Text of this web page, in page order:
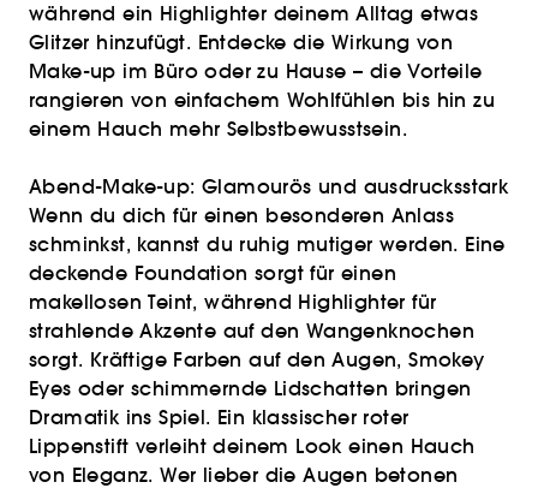
während ein Highlighter deinem Alltag etwas
Glitzer hinzufügt. Entdecke die Wirkung von
Make-up im Büro oder zu Hause – die Vorteile
rangieren von einfachem Wohlfühlen bis hin zu
einem Hauch mehr Selbstbewusstsein.
Abend-Make-up: Glamourös und ausdrucksstark
Wenn du dich für einen besonderen Anlass
schminkst, kannst du ruhig mutiger werden. Eine
deckende Foundation sorgt für einen
makellosen Teint, während Highlighter für
strahlende Akzente auf den Wangenknochen
sorgt. Kräftige Farben auf den Augen, Smokey
Eyes oder schimmernde Lidschatten bringen
Dramatik ins Spiel. Ein klassischer roter
Lippenstift verleiht deinem Look einen Hauch
von Eleganz. Wer lieber die Augen betonen